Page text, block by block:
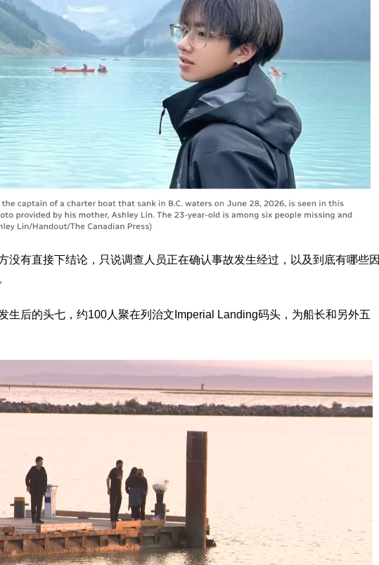
没有直接下结论，只说调查人员正在确认事故发生经过，以及到底有哪些因
生后的头七，约100人聚在列治文Imperial Landing码头，为船长和另外五